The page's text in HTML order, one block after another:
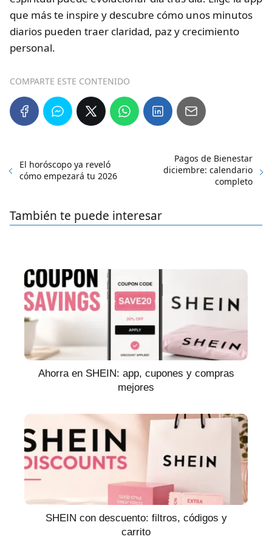
que más te inspire y descubre cómo unos minutos
diarios pueden traer claridad, paz y crecimiento
personal.
COMPARTE ESTE CONTENIDO
El horóscopo ya reveló
cómo empezará tu 2026
Pagos de Bienestar
diciembre: calendario
completo
También te puede interesar
Ahorra en SHEIN: app, cupones y compras
mejores
SHEIN con descuento: filtros, códigos y
carrito